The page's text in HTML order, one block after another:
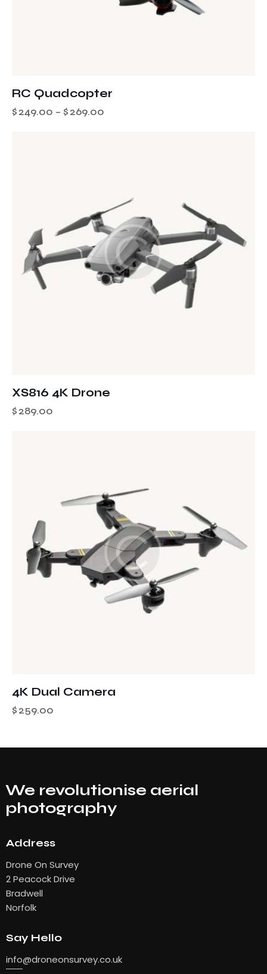
RC Quadcopter
$249.00 – $269.00
XS816 4K Drone
$289.00
4K Dual Camera
$259.00
We revolutionise aerial
photography
Address
Drone On Survey
2 Peacock Drive
Bradwell
Norfolk
Say Hello
info@droneonsurvey.co.uk